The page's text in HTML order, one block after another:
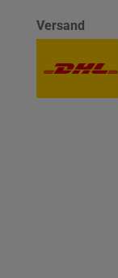
Versand